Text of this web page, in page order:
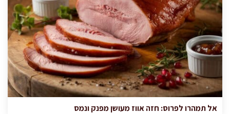
אל תמהרו לפרוס: חזה אווז מעושן מפנק ונמס